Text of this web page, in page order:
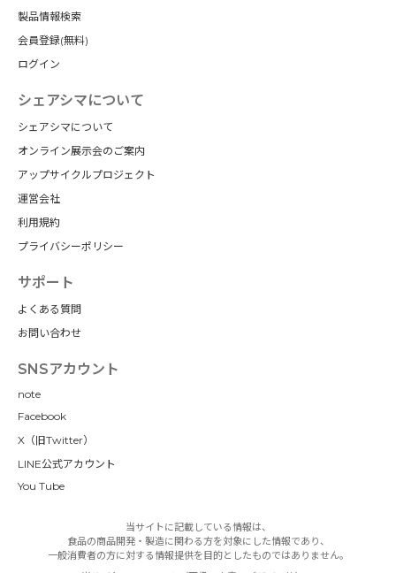
製品情報検索
会員登録(無料)
ログイン
シェアシマについて
シェアシマについて
オンライン展示会のご案内
アップサイクルプロジェクト
運営会社
利用規約
プライバシーポリシー
サポート
よくある質問
お問い合わせ
SNSアカウント
note
Facebook
X（旧Twitter）
LINE公式アカウント
You Tube
当サイトに記載している情報は、
食品の商品開発・製造に関わる方を対象にした情報であり、
一般消費者の方に対する情報提供を目的としたものではありません。